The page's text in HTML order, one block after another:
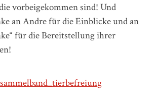
vorbeigekommen sind! Und
an Andre für die Einblicke und an
für die Bereitstellung ihrer